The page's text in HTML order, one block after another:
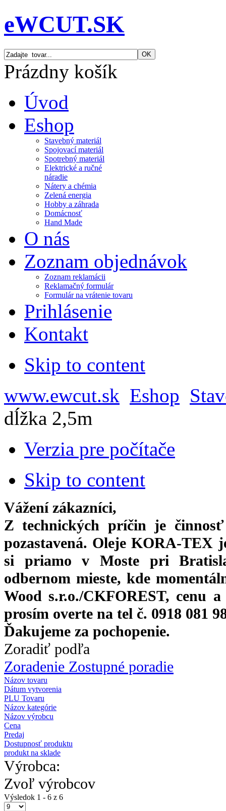
eWCUT.SK
Prázdny košík
Úvod
Eshop
Stavebný materiál
Spojovací materiál
Spotrebný materiál
Elektrické a ručné
náradie
Nátery a chémia
Zelená energia
Hobby a záhrada
Domácnosť
Hand Made
O nás
Zoznam objednávok
Zoznam reklamácii
Reklamačný formulár
Formulár na vrátenie tovaru
Prihlásenie
Kontakt
Skip to content
www.ewcut.sk Eshop
dĺžka 2,5m
Verzia pre počítače
Skip to content
Vážení zákazníci,
Z technických príčin je činnosť
pozastavená. Oleje KORA-TEX
si priamov Moste pri
odbernom mieste, kde
Wood s.r.o./CKFOREST, cenu
prosím overte na tel č. 0918 081
Ďakujeme za pochopenie.
Zoradiť podľa
Zoradenie Zostupné poradie
Názov tovaru
Dátum vytvorenia
PLU Tovaru
Názov kategórie
Názov výrobcu
Cena
Predaj
Dostupnosť produktu
produkt na sklade
Výrobca:
Zvoľ výrobcov
Výsledok 1 - 6 z 6